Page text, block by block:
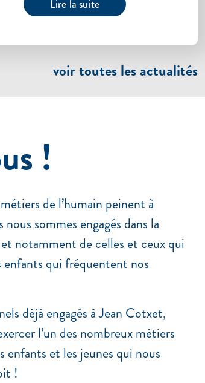
Lire la suite
voir toutes les actualités
!
de l’humain peinent à
sommes engagés dans la
notamment de celles et ceux qui
qui fréquentent nos
déjà engagés à Jean Cotxet,
l’un des nombreux métiers
enfants et les jeunes qui nous
!